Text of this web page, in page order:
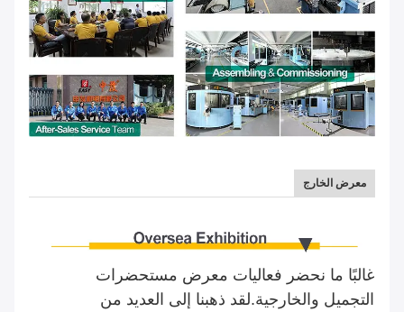
معرض الخارج
غالبًا ما نحضر فعاليات معرض مستحضرات
التجميل والخارجية.لقد ذهبنا إلى العديد من